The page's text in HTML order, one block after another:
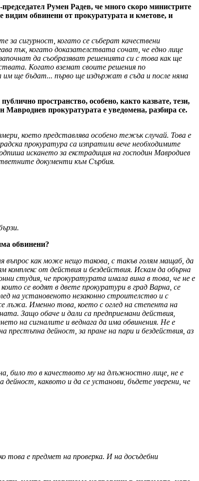
Румен Радев, че много скоро министрите
обвинени от прокуратурата и кметове, и
сигурност, когато се съберат качествени
пък, когато доказателствата сочат, че едно лице
да съобразяват решенията си с това как ще
Когато вземат своите решения по
им ще бъдат... първо ще издържат в съда и после няма
пространство, особено, както казвате, тези,
Мавродиев прокуратурата е уведомена, разбира се.
което представлява особено тежък случай. Това е
прокуратура са изпратили вече необходимите
искането за екстрадиция на господин Мавродиев
документи към Сърбия.
обвинени?
въпрос как може нещо такова, с такъв голям мащаб, да
комплекс от действия и бездействия. Искам да обърна
студия, че прокуратурата имала вина в това, че не е
се водят в двете прокуратури в град Варна, се
на установеното незаконно строителство и с
лъжа. Именно това, което с оглед на степента на
Защо обаче и дали са предприемани действия,
на сигналите и веднага да има обвинения. Не е
престъпна дейност, за пране на пари и бездействия, аз
било то в качеството му на длъжностно лице, не е
каквото и да се установи, бъдете уверени, че
това е предмет на проверка. И на досъдебни